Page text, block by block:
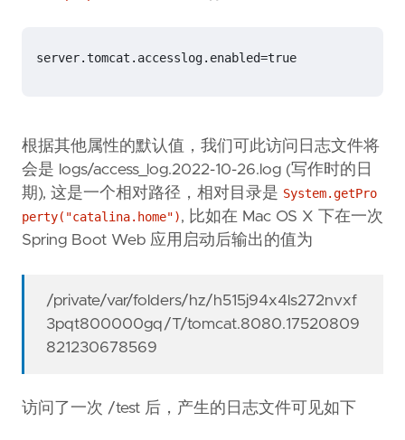
server.tomcat.accesslog.enabled=true
根据其他属性的默认值，我们可此访问日志文件将
会是 logs/access_log.2022-10-26.log (写作时的日
期), 这是一个相对路径，相对目录是 System.getPro
perty("catalina.home"), 比如在 Mac OS X 下在一次
Spring Boot Web 应用启动后输出的值为
/private/var/folders/hz/h515j94x4ls272nvxf
3pqt800000gq/T/tomcat.8080.17520809
821230678569
访问了一次 /test 后，产生的日志文件可见如下